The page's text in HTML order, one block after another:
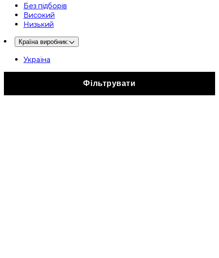
Без підборів
Високий
Низький
Країна виробник:
Україна
Фільтрувати